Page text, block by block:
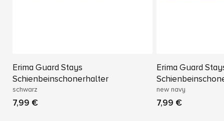
Erima Guard Stays
Schienbeinschonerhalter
schwarz
7,99 €
Erima Guard
new navy
7,99 €